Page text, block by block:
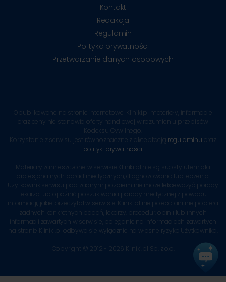
Kontakt
Redakcja
Regulamin
Polityka prywatności
Przetwarzanie danych osobowych
Opublikowane na stronie internetowej Kliniki.pl materiały, informacje
oraz ceny nie stanowią oferty handlowej w rozumieniu przepisów
Kodeksu Cywilnego.
Korzystanie z serwisu jest równoznaczne z akceptacją regulaminu oraz
polityki prywatności
Materiały zamieszczone w serwisie Kliniki.pl nie są substytutem dla
profesjonalnych porad medycznych, diagnozowania lub leczenia.
Użytkownik serwisu pod żadnym pozorem nie może lekceważyć porady
lekarza lub opóźnić poszukiwania porady medycznej z powodu
informacji, jakie przeczytał w serwisie. Kliniki.pl nie poleca ani nie popiera
żadnych konkretnych badań, lekarzy, procedur, opinii lub innych
informacji zawartych w serwisie, poleganie na informacjach zawartych
na stronie Kliniki.pl odbywa się wyłącznie na własne ryzyko Użytkownika.
Copyright © 2012 - 2026 Kliniki.pl Sp. z o.o.